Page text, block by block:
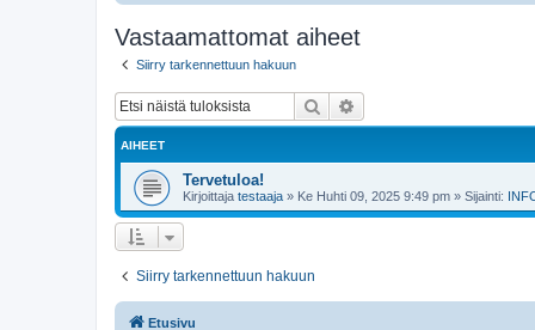
Vastaamattomat aiheet
Siirry tarkennettuun hakuun
Etsi
AIHEET
Tervetuloa!
Kirjoittaja testaaja » Ke Huhti 09, 2025 9:49 pm » Sijainti:
Siirry tarkennettuun hakuun
Etusivu